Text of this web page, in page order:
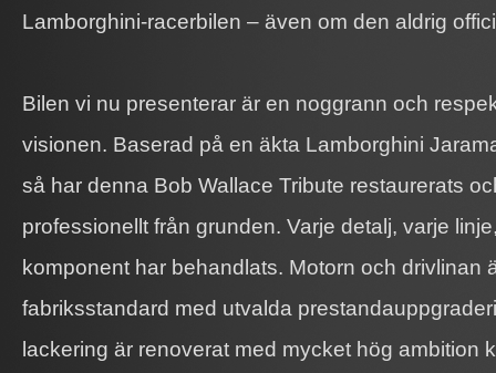
Lamborghini-racerbilen – även om den aldrig
Bilen vi nu presenterar är en noggrann och
visionen. Baserad på en äkta Lamborghini
så har denna Bob Wallace Tribute restaurerats
professionellt från grunden. Varje detalj, varje
komponent har behandlats. Motorn och drivlinan
fabriksstandard med utvalda
lackering är renoverat med mycket hög ambition